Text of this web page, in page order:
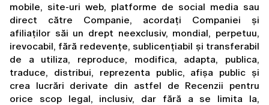
mobile, site-uri web, platforme de social media sau
direct către Companie, acordați Companiei și
afiliaților săi un drept neexclusiv, mondial, perpetuu,
irevocabil, fără redevențe, sublicențiabil și transferabil
de a utiliza, reproduce, modifica, adapta, publica,
traduce, distribui, reprezenta public, afișa public și
crea lucrări derivate din astfel de Recenzii pentru
orice scop legal, inclusiv, dar fără a se limita la,